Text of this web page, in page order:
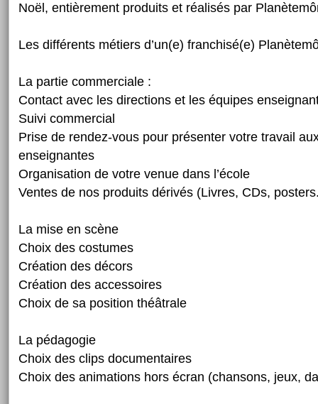
Noël, entièrement produits et réalisés par
Les différents métiers d’un(e) franchisé(e)
La partie commerciale :
Contact avec les directions et les équipes
Suivi commercial
Prise de rendez-vous pour présenter votre travail
enseignantes
Organisation de votre venue dans l’école
Ventes de nos produits dérivés (Livres, CDs,
La mise en scène
Choix des costumes
Création des décors
Création des accessoires
Choix de sa position théâtrale
La pédagogie
Choix des clips documentaires
Choix des animations hors écran (chansons, jeux,